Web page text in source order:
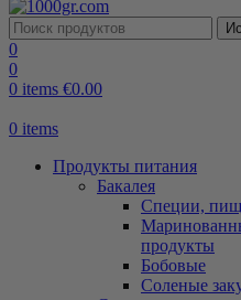
0
0
0 items €0.00
0 items
Продукты питания
Бакалея
Специи,
продукты
Бобовые
Соленые